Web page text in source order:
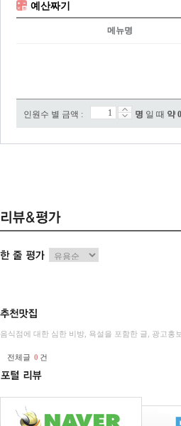
예산짜기
메뉴명
인원수 별 금액 : 명 일 때 약0
음식점에 대한 심한 비방, 욕설을 포함한 글, 광고
전체글 0 건